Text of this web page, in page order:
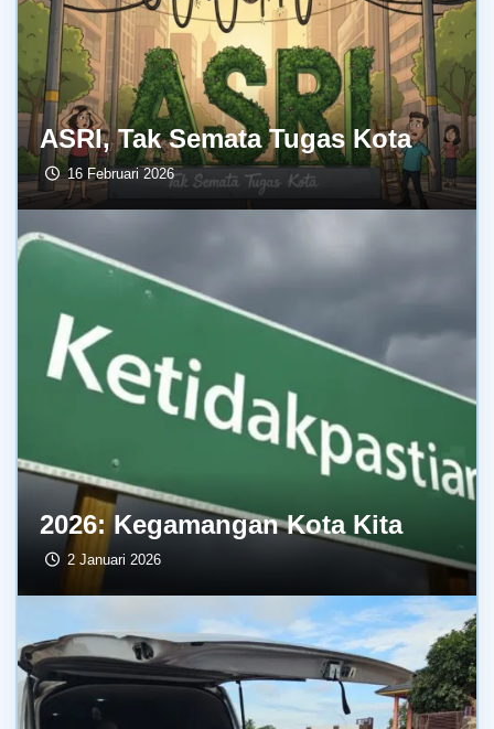
ASRI, Tak Semata Tugas Kota
16 Februari 2026
2026: Kegamangan Kota Kita
2 Januari 2026